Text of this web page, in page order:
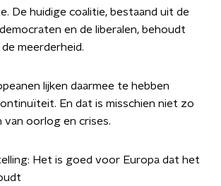
De huidige coalitie, bestaand uit de
en de liberalen, behoudt
meerderheid.
lijken daarmee te hebben
En dat is misschien niet zo
van oorlog en crises.
Het is goed voor Europa dat het